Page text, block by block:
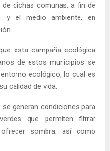
dichas comunas, a fin de
y el medio ambiente, en
esta campaña ecológica
de estos municipios se
ecológico, lo cual es
calidad de vida.
generan condiciones para
que permiten filtrar
sombra, así como